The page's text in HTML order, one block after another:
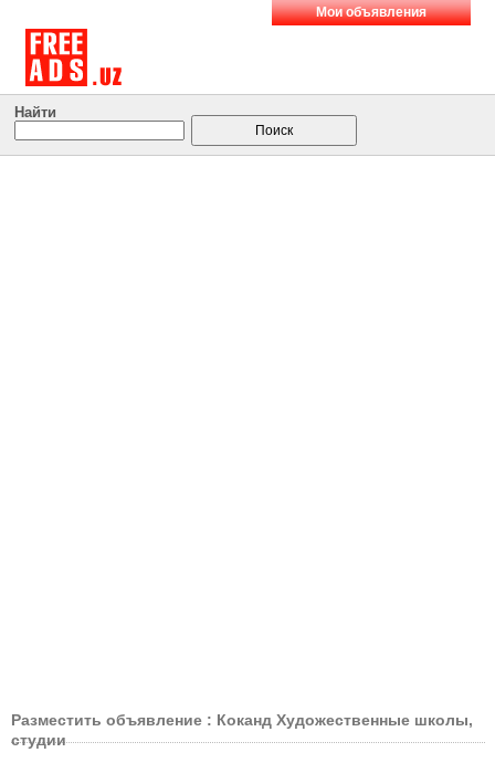
Мои объявления
Найти
Разместить объявление : Коканд Художественные школы,
студии